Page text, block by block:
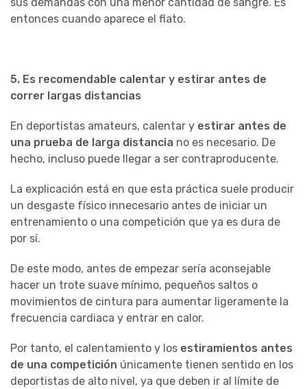
entonces cuando aparece el flato.
5. Es recomendable calentar y estirar antes de
correr largas distancias
En deportistas amateurs, calentar y estirar antes de
una prueba de larga distancia no es necesario. De
hecho, incluso puede llegar a ser contraproducente.
La explicación está en que esta práctica suele producir
un desgaste físico innecesario antes de iniciar un
entrenamiento o una competición que ya es dura de
por sí.
De este modo, antes de empezar sería aconsejable
hacer un trote suave mínimo, pequeños saltos o
movimientos de cintura para aumentar ligeramente la
frecuencia cardiaca y entrar en calor.
Por tanto, el calentamiento y los estiramientos antes
de una competición únicamente tienen sentido en los
deportistas de alto nivel, ya que deben ir al límite de